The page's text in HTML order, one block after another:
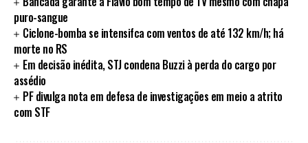
puro-sangue
Ciclone-bomba se intensifca com ventos de até 132 km/h; há
morte no RS
Em decisão inédita, STJ condena Buzzi à perda do cargo por
assédio
PF divulga nota em defesa de investigações em meio a atrito
com STF